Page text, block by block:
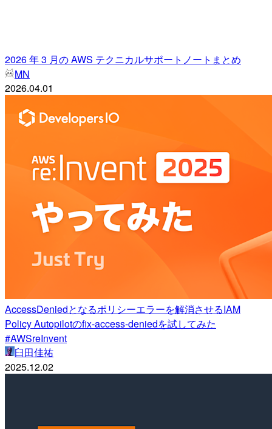
2026 年 3 月の AWS テクニカルサポートノートまとめ
MN
2026.04.01
AccessDeniedとなるポリシーエラーを解消させるIAM
Policy Autopilotのfix-access-deniedを試してみた
#AWSreInvent
臼田佳祐
2025.12.02